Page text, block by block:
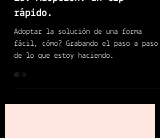
26 sept 2020
D365HR Series | Capítulo
28: Adopción: un tip
rápido.
Adoptar la solución de una forma
fácil, cómo? Grabando el paso a paso